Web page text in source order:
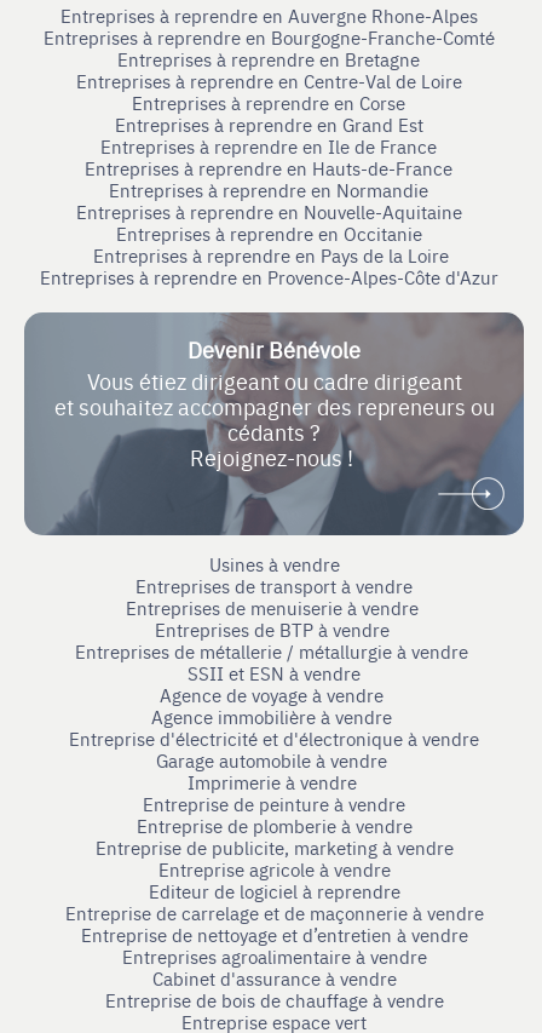
Entreprises à reprendre en Auvergne Rhone-Alpes
Entreprises à reprendre en Bourgogne-Franche-Comté
Entreprises à reprendre en Bretagne
Entreprises à reprendre en Centre-Val de Loire
Entreprises à reprendre en Corse
Entreprises à reprendre en Grand Est
Entreprises à reprendre en Ile de France
Entreprises à reprendre en Hauts-de-France
Entreprises à reprendre en Normandie
Entreprises à reprendre en Nouvelle-Aquitaine
Entreprises à reprendre en Occitanie
Entreprises à reprendre en Pays de la Loire
Entreprises à reprendre en Provence-Alpes-Côte d'Azur
Devenir Bénévole
Vous étiez dirigeant ou cadre dirigeant
et souhaitez accompagner des repreneurs ou
cédants ?
Rejoignez-nous !
Usines à vendre
Entreprises de transport à vendre
Entreprises de menuiserie à vendre
Entreprises de BTP à vendre
Entreprises de métallerie / métallurgie à vendre
SSII et ESN à vendre
Agence de voyage à vendre
Agence immobilière à vendre
Entreprise d'électricité et d'électronique à vendre
Garage automobile à vendre
Imprimerie à vendre
Entreprise de peinture à vendre
Entreprise de plomberie à vendre
Entreprise de publicite, marketing à vendre
Entreprise agricole à vendre
Editeur de logiciel à reprendre
Entreprise de carrelage et de maçonnerie à vendre
Entreprise de nettoyage et d’entretien à vendre
Entreprises agroalimentaire à vendre
Cabinet d'assurance à vendre
Entreprise de bois de chauffage à vendre
Entreprise espace vert